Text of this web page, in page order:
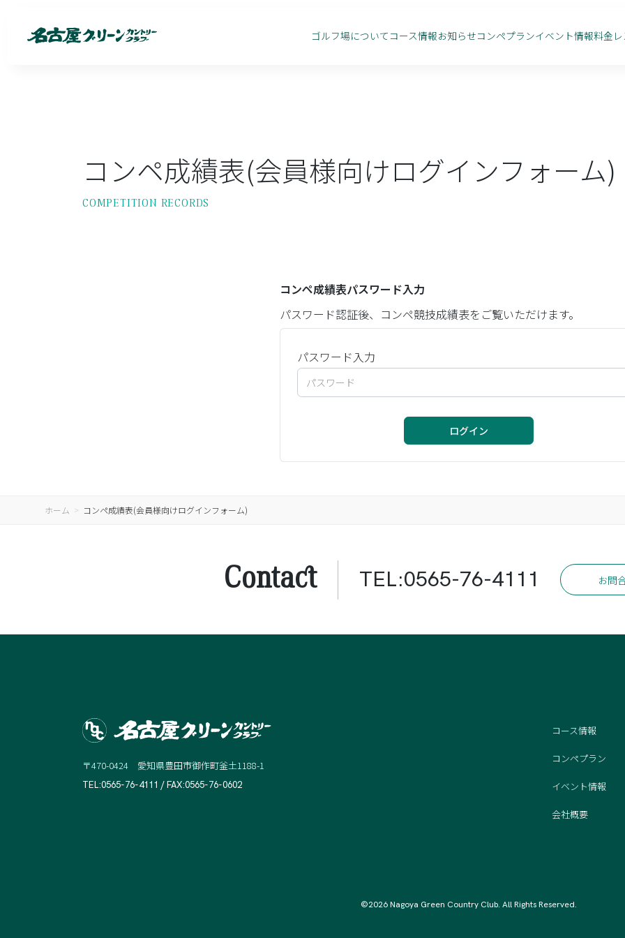
ゴルフ場について コース情報お知らせコンペプランイベント情報料金
コンペ成績表(会員様向けログインフォーム)
COMPETITION RECORDS
コンペ成績表パスワード入力
パスワード認証後、コンペ競技成績表をご覧いただけます。
パスワード入力
ログイン
ホーム コンペ成績表(会員様向けログインフォーム)
Contact TEL:0565-76-4111 お問
〒470-0424 愛知県豊田市御作町釜土1188-1
TEL:0565-76-4111 / FAX:0565-76-0602
コース情報
コンペプラン
イベント情報
会社概要
©2026 Nagoya Green Country Club. All Rights Reserved.